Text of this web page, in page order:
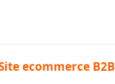
ecommerce B2B